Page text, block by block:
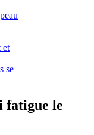
et
se
fatigue le